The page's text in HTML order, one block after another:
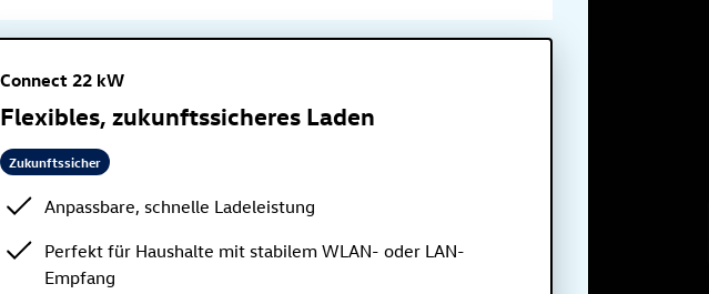
Connect 22 kW
Flexibles, zukunftssicheres Laden
Zukunftssicher
Anpassbare, schnelle Ladeleistung
Perfekt für Haushalte mit stabilem WLAN- oder LAN-
Empfang